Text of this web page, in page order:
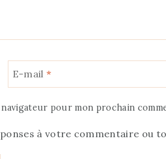
E-mail *
pour mon prochain
à votre commentaire ou